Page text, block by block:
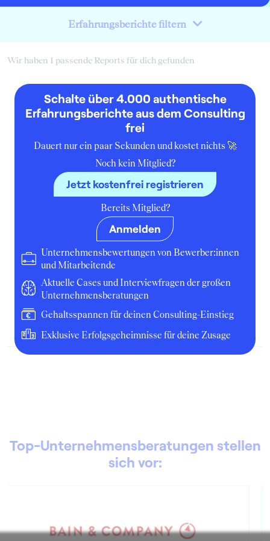
Erfahrungsberichte filtern
Wir haben 1 passende Reports für dich gefunden
4
Goethe-Universität Frankfurt am Main
- Stiftungsprofessur Finance und
Accounting (Lehrstuhl für Finance
und Accounting)
Werkstudent:in
Top-Unternehmensberatungen stellen
sich vor:
Schalte über 4.000 authentische
Erfahrungsberichte aus dem Consulting
frei
Dauert nur ein paar Sekunden und kostet nichts 🚀
Noch kein Mitglied?
Jetzt kostenfrei registrieren
Bereits Mitglied?
Anmelden
Unternehmensbewertungen von Bewerber:innen
und Mitarbeitende
Aktuelle Cases und Interviewfragen der großen
Unternehmensberatungen
Gehaltsspannen für deinen Consulting-Einstieg
Exklusive Erfolgsgeheimnisse für deine Zusage